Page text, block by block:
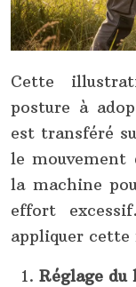
Cette
posture à
est transféré
le mouvement
la machine
effort
appliquer cette
Réglage du